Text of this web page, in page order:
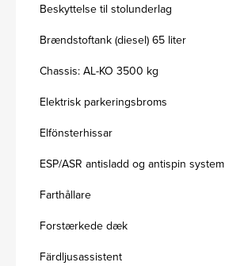
Beskyttelse til stolunderlag
Brændstoftank (diesel) 65 liter
Chassis: AL-KO 3500 kg
Elektrisk parkeringsbroms
Elfönsterhissar
ESP/ASR antisladd og antispin system
Farthållare
Forstærkede dæk
Färdljusassistent